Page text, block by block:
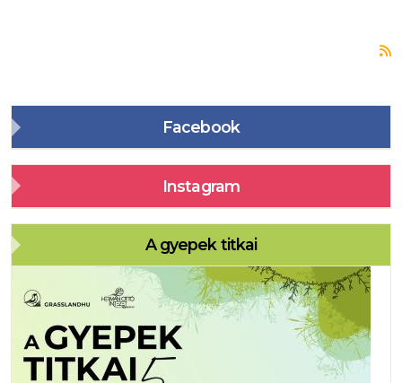
Facebook
Instagram
A gyepek titkai